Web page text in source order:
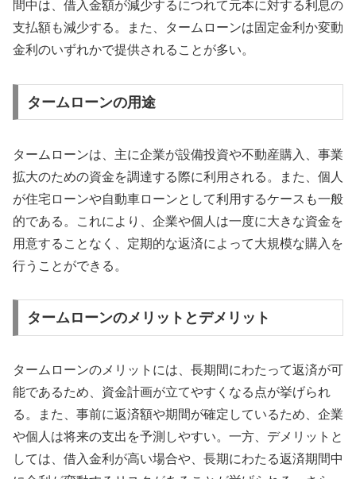
間中は、借入金額が減少するにつれて元本に対する利息の
支払額も減少する。また、タームローンは固定金利か変動
金利のいずれかで提供されることが多い。
タームローンの用途
タームローンは、主に企業が設備投資や不動産購入、事業
拡大のための資金を調達する際に利用される。また、個人
が住宅ローンや自動車ローンとして利用するケースも一般
的である。これにより、企業や個人は一度に大きな資金を
用意することなく、定期的な返済によって大規模な購入を
行うことができる。
タームローンのメリットとデメリット
タームローンのメリットには、長期間にわたって返済が可
能であるため、資金計画が立てやすくなる点が挙げられ
る。また、事前に返済額や期間が確定しているため、企業
や個人は将来の支出を予測しやすい。一方、デメリットと
しては、借入金利が高い場合や、長期にわたる返済期間中